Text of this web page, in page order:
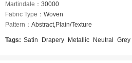
Martindale： 30000
Fabric Type： Woven
Pattern： Abstract,Plain/Texture
Tags: Satin Drapery Metallic Neutral Grey